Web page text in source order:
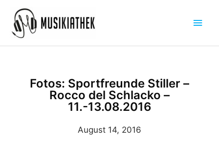
Inhalt
springen
Fotos: Sportfreunde Stiller –
Rocco del Schlacko –
11.-13.08.2016
August 14, 2016